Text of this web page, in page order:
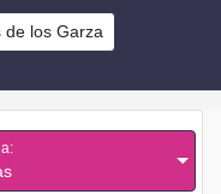
de los Garza